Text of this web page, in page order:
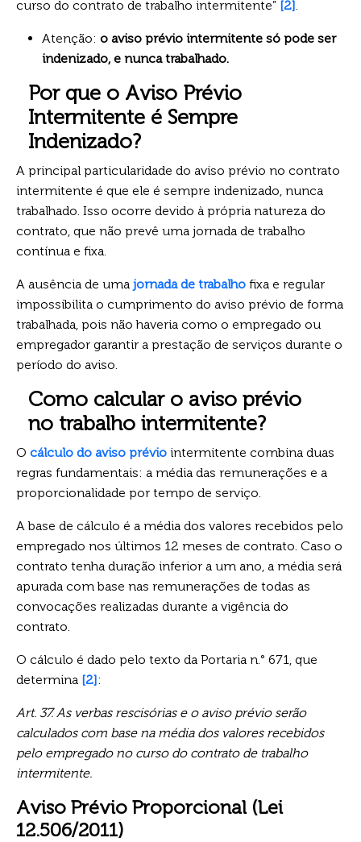
curso do contrato de trabalho intermitente” [2].
Atenção: o aviso prévio intermitente só pode ser
indenizado, e nunca trabalhado.
Por que o Aviso Prévio
Intermitente é Sempre
Indenizado?
A principal particularidade do aviso prévio no contrato
intermitente é que ele é sempre indenizado, nunca
trabalhado. Isso ocorre devido à própria natureza do
contrato, que não prevê uma jornada de trabalho
contínua e fixa.
A ausência de uma jornada de trabalho fixa e regular
impossibilita o cumprimento do aviso prévio de forma
trabalhada, pois não haveria como o empregado ou
empregador garantir a prestação de serviços durante o
período do aviso.
Como calcular o aviso prévio
no trabalho intermitente?
O cálculo do aviso prévio intermitente combina duas
regras fundamentais: a média das remunerações e a
proporcionalidade por tempo de serviço.
A base de cálculo é a média dos valores recebidos pelo
empregado nos últimos 12 meses de contrato. Caso o
contrato tenha duração inferior a um ano, a média será
apurada com base nas remunerações de todas as
convocações realizadas durante a vigência do
contrato.
O cálculo é dado pelo texto da Portaria n.° 671, que
determina [2]:
Art. 37. As verbas rescisórias e o aviso prévio serão
calculados com base na média dos valores recebidos
pelo empregado no curso do contrato de trabalho
intermitente.
Aviso Prévio Proporcional (Lei
12.506/2011)